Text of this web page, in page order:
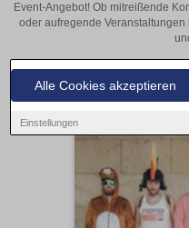
Alle Cookies akzeptieren
Einstellungen
Event-Angebot! Ob mitreißende
oder aufregende